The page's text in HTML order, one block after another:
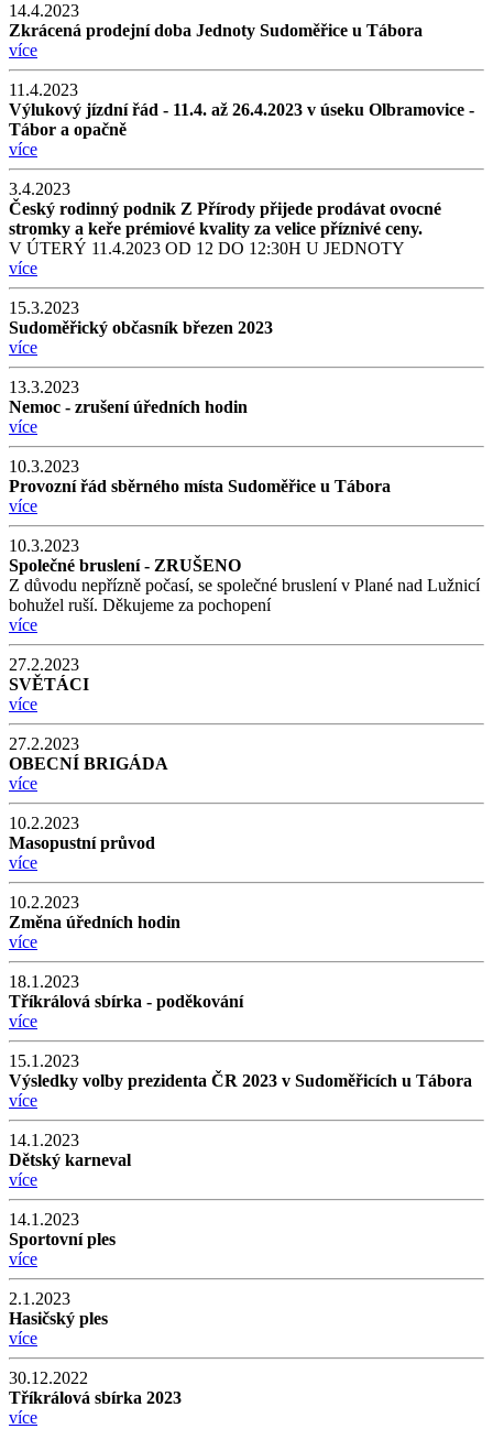
14.4.2023
Zkrácená prodejní doba Jednoty Sudoměřice u Tábora
více
11.4.2023
Výlukový jízdní řád - 11.4. až 26.4.2023 v úseku Olbramovice -
Tábor a opačně
více
3.4.2023
Český rodinný podnik Z Přírody přijede prodávat ovocné
stromky a keře prémiové kvality za velice příznivé ceny.
V ÚTERÝ 11.4.2023 OD 12 DO 12:30H U JEDNOTY
více
15.3.2023
Sudoměřický občasník březen 2023
více
13.3.2023
Nemoc - zrušení úředních hodin
více
10.3.2023
Provozní řád sběrného místa Sudoměřice u Tábora
více
10.3.2023
Společné bruslení - ZRUŠENO
Z důvodu nepřízně počasí, se společné bruslení v Plané nad Lužnicí
bohužel ruší. Děkujeme za pochopení
více
27.2.2023
SVĚTÁCI
více
27.2.2023
OBECNÍ BRIGÁDA
více
10.2.2023
Masopustní průvod
více
10.2.2023
Změna úředních hodin
více
18.1.2023
Tříkrálová sbírka - poděkování
více
15.1.2023
Výsledky volby prezidenta ČR 2023 v Sudoměřicích u Tábora
více
14.1.2023
Dětský karneval
více
14.1.2023
Sportovní ples
více
2.1.2023
Hasičský ples
více
30.12.2022
Tříkrálová sbírka 2023
více